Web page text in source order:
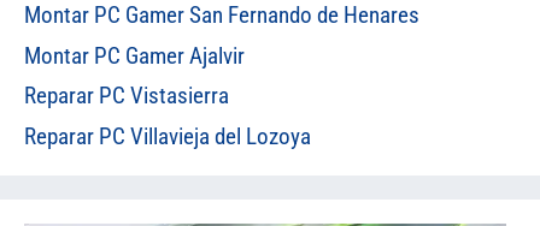
Montar PC Gamer San Fernando de Henares
Montar PC Gamer Ajalvir
Reparar PC Vistasierra
Reparar PC Villavieja del Lozoya